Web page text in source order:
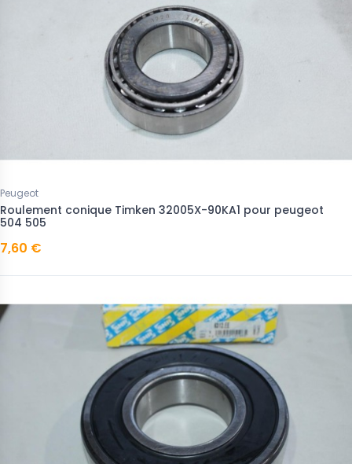
Peugeot
Roulement conique Timken 32005X-90KA1 pour peugeot
504 505
7,60 €